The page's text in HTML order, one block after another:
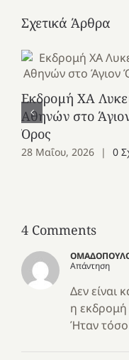
Σχετικά Άρθρα
Εκδρομή ΧΑ
Αθηνών στο
Όρος
28 Μαΐου, 2026 | 0
4 Comments
Απάντηση
Δεν είναι
η εκδρομή
Ήταν